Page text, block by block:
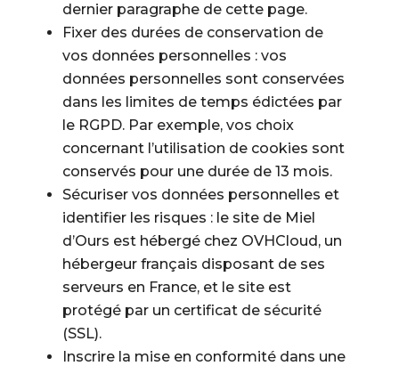
dernier paragraphe de cette page.
Fixer des durées de conservation de
vos données personnelles : vos
données personnelles sont conservées
dans les limites de temps édictées par
le RGPD. Par exemple, vos choix
concernant l’utilisation de cookies sont
conservés pour une durée de 13 mois.
Sécuriser vos données personnelles et
identifier les risques : le site de Miel
d’Ours est hébergé chez OVHCloud, un
hébergeur français disposant de ses
serveurs en France, et le site est
protégé par un certificat de sécurité
(SSL).
Inscrire la mise en conformité dans une